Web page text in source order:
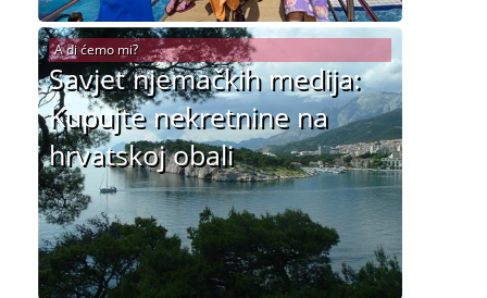
Savjet njemačkih medija:
Kupujte nekretnine na
hrvatskoj obali
A di ćemo mi?